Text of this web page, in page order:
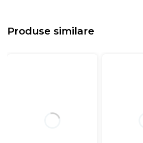
Produse similare